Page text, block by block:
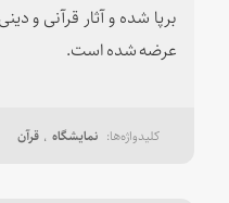
عرضه شده است.
نمایشگاه قرآن